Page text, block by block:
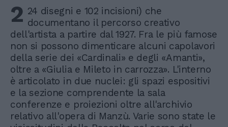
2 24 disegni e 102 incisioni) che
documentano il percorso creativo
dell'artista a partire dal 1927. Fra le più famose
non si possono dimenticare alcuni capolavori
della serie dei «Cardinali» e degli «Amanti»,
oltre a «Giulia e Mileto in carrozza». L'interno
è articolato in due nuclei: gli spazi espositivi
e la sezione comprendente la sala
conferenze e proiezioni oltre all'archivio
relativo all'opera di Manzù. Varie sono state le